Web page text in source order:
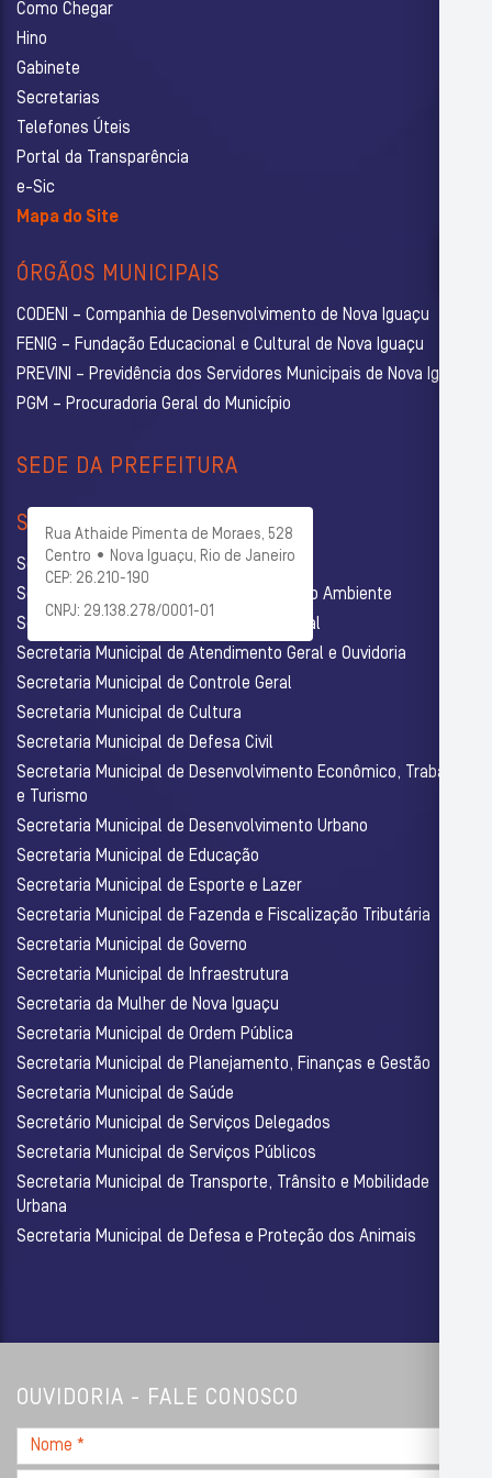
Como Chegar
Hino
Gabinete
Secretarias
Telefones Úteis
Portal da Transparência
e-Sic
Mapa do Site
ÓRGÃOS MUNICIPAIS
CODENI – Companhia de Desenvolvimento de Nova Iguaçu
FENIG – Fundação Educacional e Cultural de Nova Iguaçu
PREVINI – Previdência dos Servidores Municipais de Nova Iguaçu
PGM – Procuradoria Geral do Município
SEDE DA PREFEITURA
Rua Athaide Pimenta de Moraes, 528
Centro • Nova Iguaçu, Rio de Janeiro
CEP: 26.210-190
CNPJ: 29.138.278/0001-01
SECRETARIAS
Secretaria Municipal de Administração
Secretaria Municipal de Agricultura e Meio Ambiente
Secretaria Municipal de Assistência Social
Secretaria Municipal de Atendimento Geral e Ouvidoria
Secretaria Municipal de Controle Geral
Secretaria Municipal de Cultura
Secretaria Municipal de Defesa Civil
Secretaria Municipal de Desenvolvimento Econômico, Trabalho
e Turismo
Secretaria Municipal de Desenvolvimento Urbano
Secretaria Municipal de Educação
Secretaria Municipal de Esporte e Lazer
Secretaria Municipal de Fazenda e Fiscalização Tributária
Secretaria Municipal de Governo
Secretaria Municipal de Infraestrutura
Secretaria da Mulher de Nova Iguaçu
Secretaria Municipal de Ordem Pública
Secretaria Municipal de Planejamento, Finanças e Gestão
Secretaria Municipal de Saúde
Secretário Municipal de Serviços Delegados
Secretaria Municipal de Serviços Públicos
Secretaria Municipal de Transporte, Trânsito e Mobilidade
Urbana
Secretaria Municipal de Defesa e Proteção dos Animais
OUVIDORIA - FALE CONOSCO
Nome
*